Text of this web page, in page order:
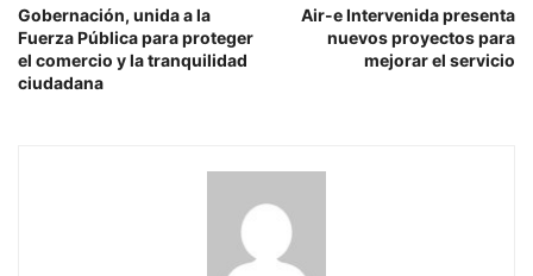
Gobernación, unida a la
Fuerza Pública para proteger
el comercio y la tranquilidad
ciudadana
Air-e Intervenida presenta
nuevos proyectos para
mejorar el servicio